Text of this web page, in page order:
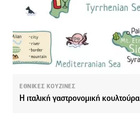
ΕΘΝΙΚΕΣ ΚΟΥΖΙΝΕΣ
Η ιταλική γαστρονομική κουλτούρα